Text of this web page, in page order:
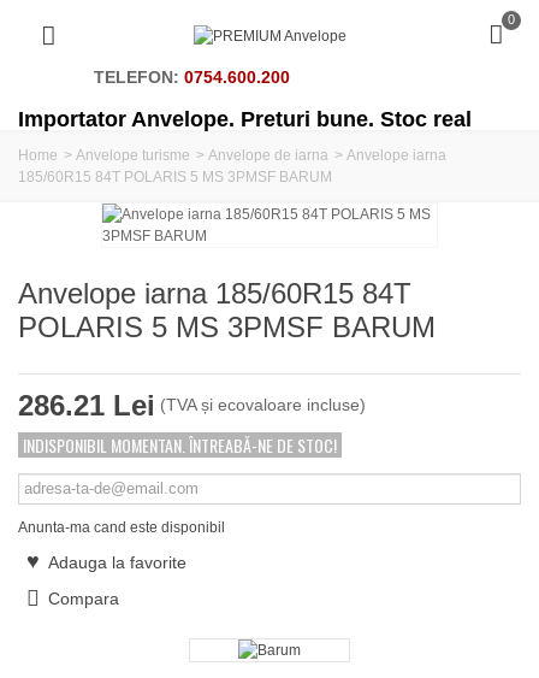
0
TELEFON: 0754.600.200
Importator Anvelope. Preturi bune. Stoc real
Home > Anvelope turisme > Anvelope de iarna > Anvelope iarna
185/60R15 84T POLARIS 5 MS 3PMSF BARUM
Anvelope iarna 185/60R15 84T
POLARIS 5 MS 3PMSF BARUM
286.21 Lei (TVA și ecovaloare incluse)
INDISPONIBIL MOMENTAN. ÎNTREABĂ-NE DE STOC!
Anunta-ma cand este disponibil
Adauga la favorite
Compara